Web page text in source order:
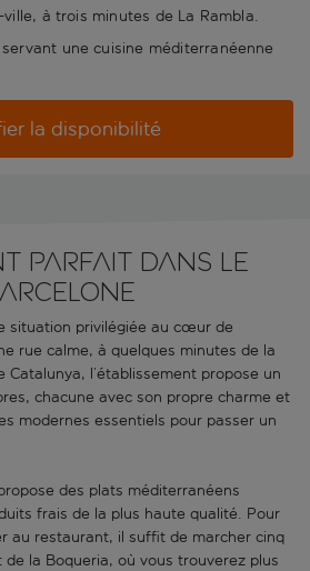
à trois minutes de La Rambla.
une cuisine méditerranéenne
la disponibilité
PARFAIT DANS LE
situation privilégiée au cœur de
rue calme, à quelques minutes de la
Catalunya, l’établissement propose un
chacune avec son propre charme et
modernes essentiels pour passer un
des plats méditerranéens
frais de la plus haute qualité. Pour
au restaurant, il suffit de marcher cinq
de la Boqueria, où vous trouverez plus